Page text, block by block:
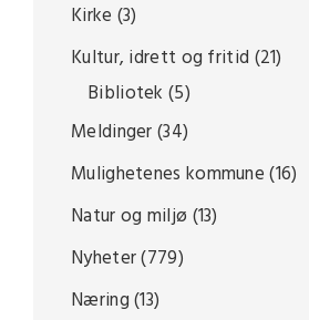
Kirke (3)
Kultur, idrett og fritid (21)
Bibliotek (5)
Meldinger(34)
Mulighetenes kommune(16)
Natur og miljø (13)
Nyheter(779)
Næring(13)